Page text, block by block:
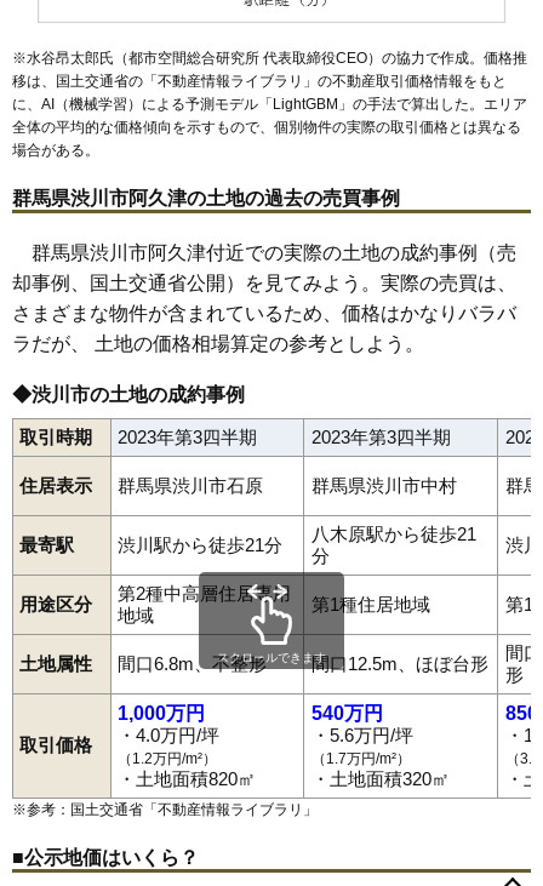
※水谷昂太郎氏（都市空間総合研究所 代表取締役CEO）の協力で作成。価格推
移は、国土交通省の「不動産情報ライブラリ 」の不動産取引価格情報をもと
に、AI（機械学習）による予測モデル「LightGBM」の手法で算出した。エリア
全体の平均的な価格傾向を示すもので、個別物件の実際の取引価格とは異なる
場合がある。
群馬県渋川市阿久津の土地の過去の売買事例
群馬県渋川市阿久津付近での実際の土地の成約事例（売
却事例、国土交通省公開）を見てみよう。実際の売買は、
さまざまな物件が含まれているため、価格はかなりバラバ
ラだが、 土地の価格相場算定の参考としよう。
◆渋川市の土地の成約事例
取引時期 2023年第3四半期 2023年第3四半期
住居表示 群馬県渋川市石原 群馬県渋川市中村 群
最寄駅 渋川駅から徒歩21分
八木原駅から徒歩21
分
渋
用途区分
第2種中高層住居専用
地域
第1種住居地域 第1
土地属性 間口6.8m、不整形 間口12.5m、ほぼ台形
間
形
取引価格
1,000万円
・4.0万円/坪
（1.2万円/m²）
・土地面積820㎡
540万円
・5.6万円/坪
（1.7万円/m²）
・土地面積320㎡
850
・
（
・
スクロールできます
※参考：国土交通省「不動産情報ライブラリ 」
■公示地価はいくら？
赤城町勝保沢 赤城町上三原田
赤城町敷島赤城町滝沢赤城町棚下赤城町樽赤城町津久田